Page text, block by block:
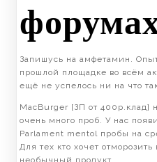
Запишусь на амфетамин.
прошлой площадке во всём
ещё не успелось ни на что
MacBurger [ЗП от 400р.клад]
очень много проб. У нас
Parlament mentol пробы на
Для тех кто хочет отморозить
необычный продукт.